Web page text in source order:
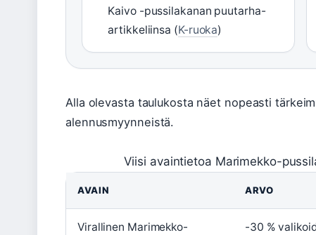
Kaivo -pussilakanan puutarha-
artikkeliinsa (K-ruoka)
Alla olevasta taulukosta näet nopeasti
alennusmyynneistä.
Viisi avaintietoa Marimekko-
AVAIN ARVO
Virallinen Marimekko-
-30 %